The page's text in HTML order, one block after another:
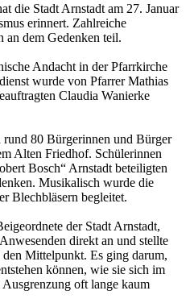
die Stadt Arnstadt am 27. Januar
erinnert. Zahlreiche
an dem Gedenken teil.
Andacht in der Pfarrkirche
wurde von Pfarrer Mathias
Claudia Wanierke
rund 80 Bürgerinnen und Bürger
Alten Friedhof. Schülerinnen
Bosch“ Arnstadt beteiligten
Musikalisch wurde die
Blechbläsern begleitet.
der Stadt Arnstadt,
direkt an und stellte
Mittelpunkt. Es ging darum,
können, wie sie sich im
oft lange kaum